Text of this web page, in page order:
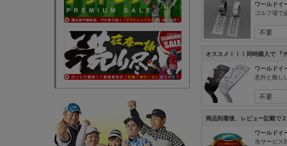
ワールドイ
ゴルフ場で
オススメ！！！同時購入で 『
ワールドイ
意外と難し
商品到着後、レビュー記載で
ワールドイ
当サービス